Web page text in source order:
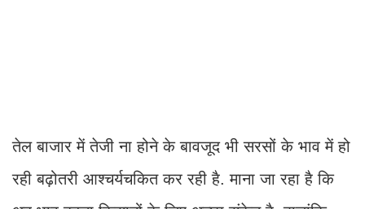
तेल बाजार में तेजी ना होने के बावजूद भी सरसों के भाव में हो
रही बढ़ोतरी आश्चर्यचकित कर रही है. माना जा रहा है कि